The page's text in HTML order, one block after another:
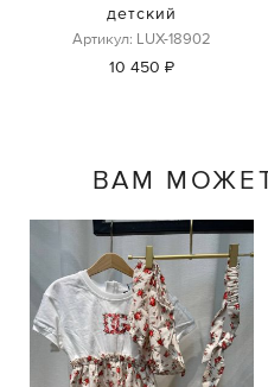
детский
Артикул: LUX-18902
10 450 ₽
ВАМ